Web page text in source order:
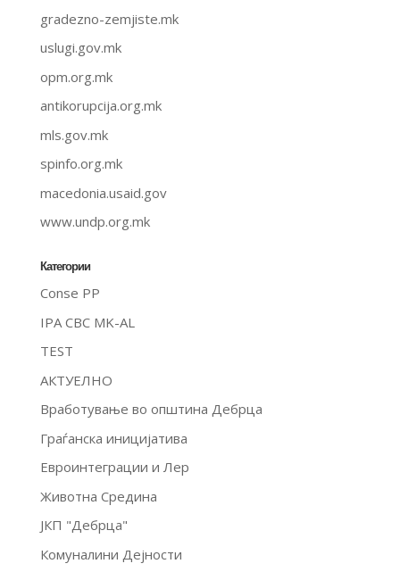
gradezno-zemjiste.mk
uslugi.gov.mk
opm.org.mk
antikorupcija.org.mk
mls.gov.mk
spinfo.org.mk
macedonia.usaid.gov
www.undp.org.mk
Категории
Conse PP
IPA CBC MK-AL
TEST
АКТУЕЛНО
Вработување во општина Дебрца
Граѓанска иницијатива
Евроинтеграции и Лер
Животна Средина
ЈКП "Дебрца"
Комуналини Дејности